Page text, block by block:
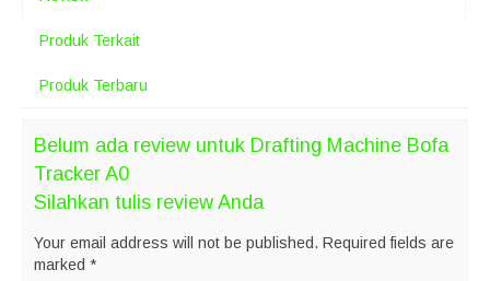
Produk Terkait
Produk Terbaru
Belum ada review untuk Drafting Machine Bofa
Tracker A0
Silahkan tulis review Anda
Your email address will not be published. Required fields are
marked *